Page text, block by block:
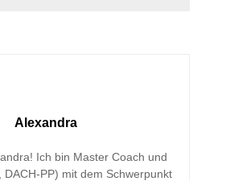
Alexandra
Ich bin Master Coach und
DACH-PP) mit dem Schwerpunkt